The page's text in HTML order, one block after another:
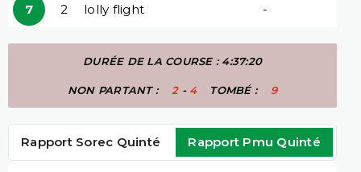
7 2 lolly flight -
DURÉE DE LA COURSE : 4:37:20
NON PARTANT : 2- 4 TOMBÉ : 9
Rapport Sorec Quinté Rapport Pmu Quinté